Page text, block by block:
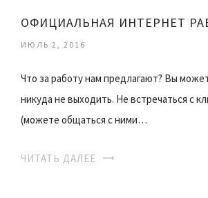
ОФИЦИАЛЬНАЯ ИНТЕРНЕТ
ИЮЛЬ 2, 2016
Что за работу нам предлагают? Вы
никуда не выходить. Не встречаться с
(можете общаться с ними…
ЧИТАТЬ ДАЛЕЕ